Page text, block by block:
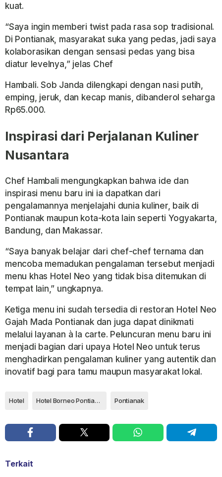
kuat.
“Saya ingin memberi twist pada rasa sop tradisional.
Di Pontianak, masyarakat suka yang pedas, jadi saya
kolaborasikan dengan sensasi pedas yang bisa
diatur levelnya,” jelas Chef
Hambali. Sob Janda dilengkapi dengan nasi putih,
emping, jeruk, dan kecap manis, dibanderol seharga
Rp65.000.
Inspirasi dari Perjalanan Kuliner
Nusantara
Chef Hambali mengungkapkan bahwa ide dan
inspirasi menu baru ini ia dapatkan dari
pengalamannya menjelajahi dunia kuliner, baik di
Pontianak maupun kota-kota lain seperti Yogyakarta,
Bandung, dan Makassar.
“Saya banyak belajar dari chef-chef ternama dan
mencoba memadukan pengalaman tersebut menjadi
menu khas Hotel Neo yang tidak bisa ditemukan di
tempat lain,” ungkapnya.
Ketiga menu ini sudah tersedia di restoran Hotel Neo
Gajah Mada Pontianak dan juga dapat dinikmati
melalui layanan à la carte. Peluncuran menu baru ini
menjadi bagian dari upaya Hotel Neo untuk terus
menghadirkan pengalaman kuliner yang autentik dan
inovatif bagi para tamu maupun masyarakat lokal.
Hotel Hotel Borneo Pontianak Pontianak
Terkait